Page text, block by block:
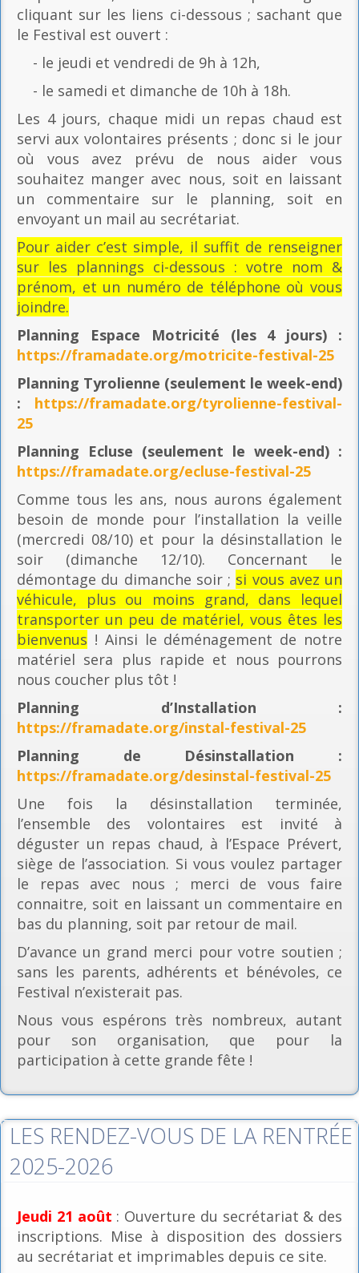
cliquant sur les liens ci-dessous ; sachant que
le Festival est ouvert :
- le jeudi et vendredi de 9h à 12h,
- le samedi et dimanche de 10h à 18h.
Les 4 jours, chaque midi un repas chaud est
servi aux volontaires présents ; donc si le jour
où vous avez prévu de nous aider vous
souhaitez manger avec nous, soit en laissant
un commentaire sur le planning, soit en
envoyant un mail au secrétariat.
Pour aider c’est simple, il suffit de renseigner
sur les plannings ci-dessous : votre nom &
prénom, et un numéro de téléphone où vous
joindre.
Planning Espace Motricité (les 4 jours) :
https://framadate.org/motricite-festival-25
Planning Tyrolienne (seulement le week-end)
: https://framadate.org/tyrolienne-festival-
25
Planning Ecluse (seulement le week-end) :
https://framadate.org/ecluse-festival-25
Comme tous les ans, nous aurons également
besoin de monde pour l’installation la veille
(mercredi 08/10) et pour la désinstallation le
soir (dimanche 12/10). Concernant le
démontage du dimanche soir ; si vous avez un
véhicule, plus ou moins grand, dans lequel
transporter un peu de matériel, vous êtes les
bienvenus ! Ainsi le déménagement de notre
matériel sera plus rapide et nous pourrons
nous coucher plus tôt !
Planning d’Installation :
https://framadate.org/instal-festival-25
Planning de Désinstallation :
https://framadate.org/desinstal-festival-25
Une fois la désinstallation terminée,
l’ensemble des volontaires est invité à
déguster un repas chaud, à l’Espace Prévert,
siège de l’association. Si vous voulez partager
le repas avec nous ; merci de vous faire
connaitre, soit en laissant un commentaire en
bas du planning, soit par retour de mail.
D’avance un grand merci pour votre soutien ;
sans les parents, adhérents et bénévoles, ce
Festival n’existerait pas.
Nous vous espérons très nombreux, autant
pour son organisation, que pour la
participation à cette grande fête !
LES RENDEZ-VOUS DE LA RENTRÉE
2025-2026
Jeudi 21 août : Ouverture du secrétariat & des
inscriptions. Mise à disposition des dossiers
au secrétariat et imprimables depuis ce site.